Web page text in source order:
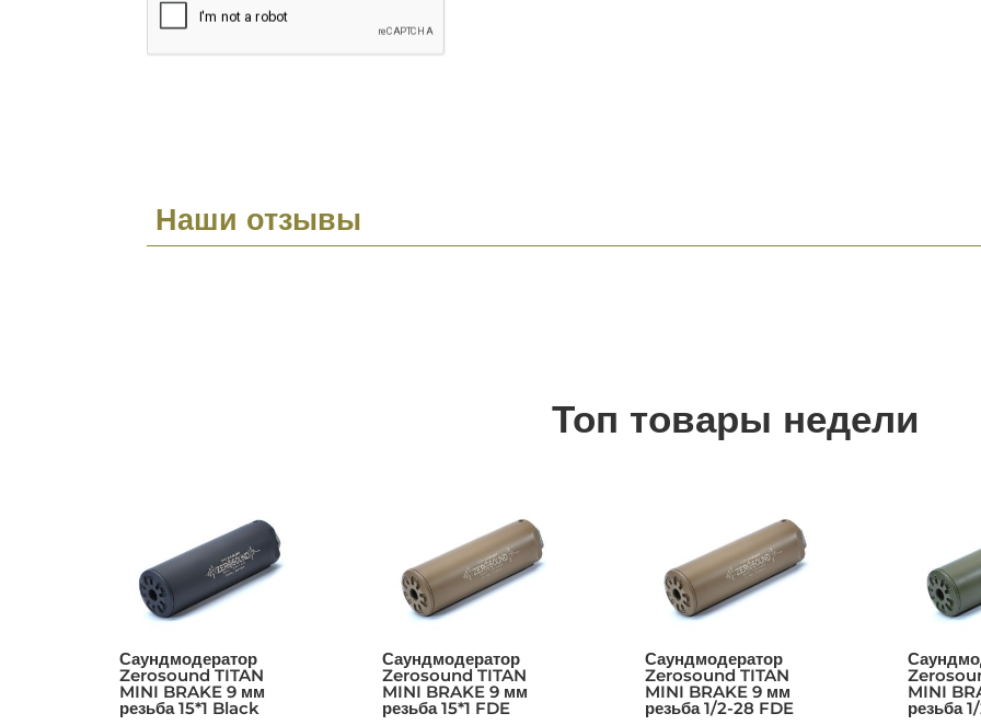
Наши отзывы
Топ товары недели
Саундмодератор
Zerosound TITAN
MINI BRAKE 9 мм
резьба 15*1 Black
Саундмодератор
Zerosound TITAN
MINI BRAKE 9 мм
резьба 15*1 FDE
Саундмодератор
Zerosound TITAN
MINI BRAKE 9 мм
резьба 1/2-28 FDE
MINI
резьба